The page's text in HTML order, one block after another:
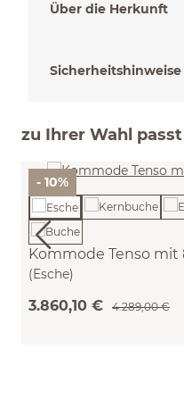
Über die Herkunft
Sicherheitshinweise
zu Ihrer Wahl passt
- 10%
Kommode Tenso mit
(Esche)
3.860,10 € 4.289,00 €